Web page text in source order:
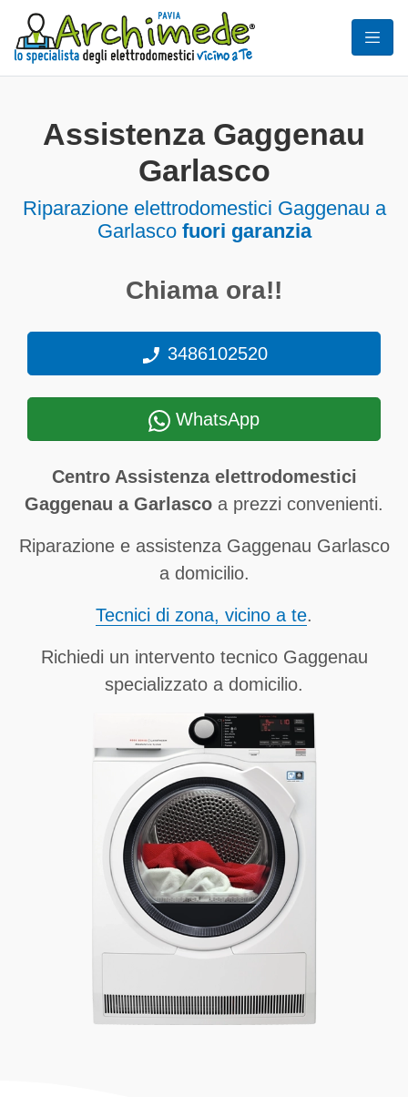
Assistenza Gaggenau
Garlasco
Riparazione elettrodomestici Gaggenau a
Garlasco fuori garanzia
Chiama ora!!
3486102520
WhatsApp
Centro Assistenza elettrodomestici
Gaggenau a Garlasco a prezzi convenienti.
Riparazione e assistenza Gaggenau Garlasco
a domicilio.
Tecnici di zona, vicino a te.
Richiedi un intervento tecnico Gaggenau
specializzato a domicilio.